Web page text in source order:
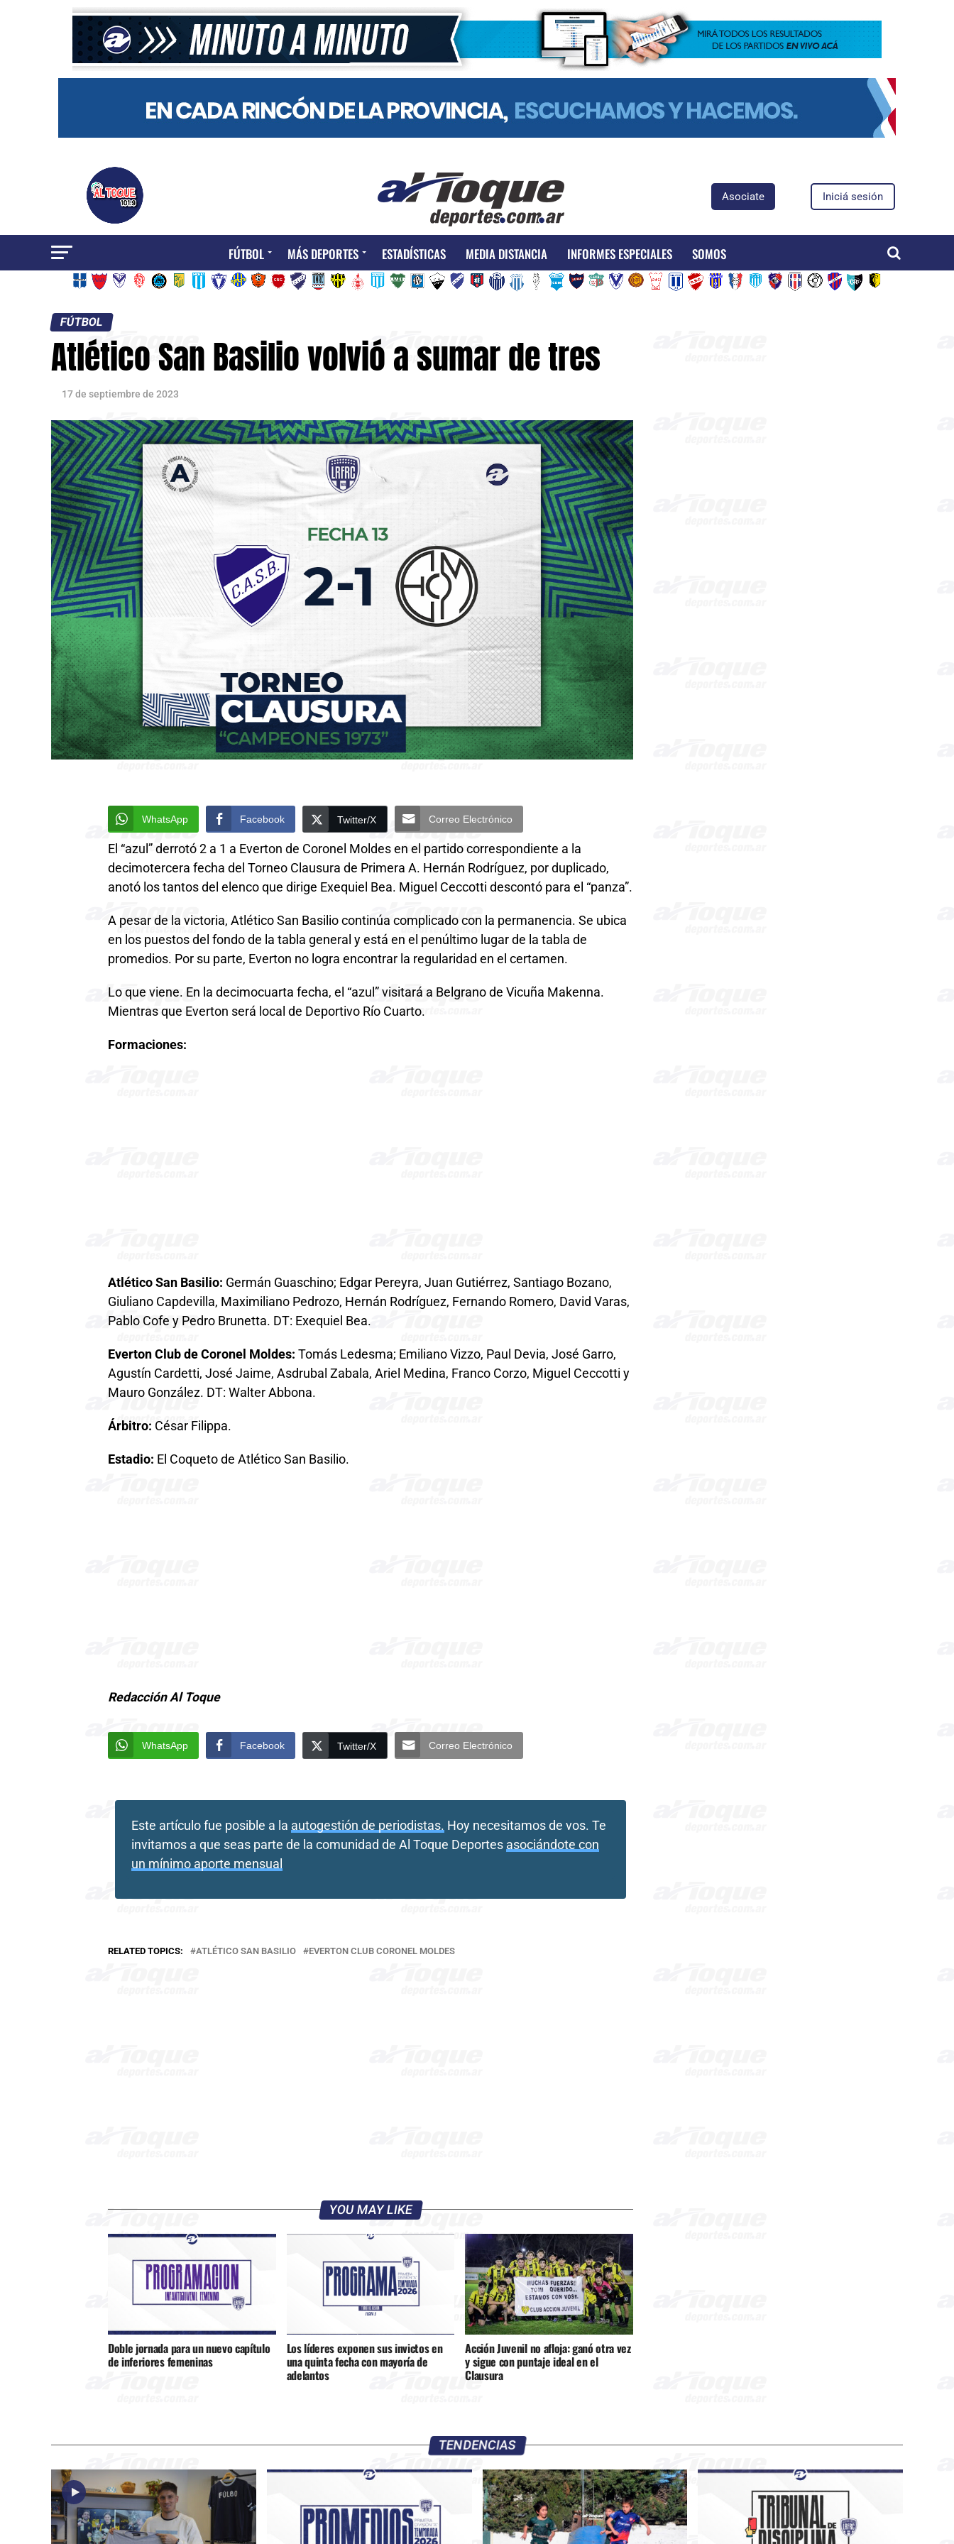
Asociate Iniciá sesión
FÚTBOL MÁS DEPORTES ESTADÍSTICAS MEDIA DISTANCIA INFORMES ESPECIALES SOMOS
FÚTBOL
Atlético San Basilio volvió a sumar de tres
17 de septiembre de 2023
WhatsApp Facebook Twitter/X Correo Electrónico
El “azul” derrotó 2 a 1 a Everton de Coronel Moldes en el partido correspondiente a la
decimotercera fecha del Torneo Clausura de Primera A. Hernán Rodríguez, por duplicado,
anotó los tantos del elenco que dirige Exequiel Bea. Miguel Ceccotti descontó para el “panza”.
A pesar de la victoria, Atlético San Basilio continúa complicado con la permanencia. Se ubica
en los puestos del fondo de la tabla general y está en el penúltimo lugar de la tabla de
promedios. Por su parte, Everton no logra encontrar la regularidad en el certamen.
Lo que viene. En la decimocuarta fecha, el “azul” visitará a Belgrano de Vicuña Makenna.
Mientras que Everton será local de Deportivo Río Cuarto.
Formaciones:
Atlético San Basilio: Germán Guaschino; Edgar Pereyra, Juan Gutiérrez, Santiago Bozano,
Giuliano Capdevilla, Maximiliano Pedrozo, Hernán Rodríguez, Fernando Romero, David Varas,
Pablo Cofe y Pedro Brunetta. DT: Exequiel Bea.
Everton Club de Coronel Moldes: Tomás Ledesma; Emiliano Vizzo, Paul Devia, José Garro,
Agustín Cardetti, José Jaime, Asdrubal Zabala, Ariel Medina, Franco Corzo, Miguel Ceccotti y
Mauro González. DT: Walter Abbona.
Árbitro: César Filippa.
Estadio: El Coqueto de Atlético San Basilio.
Redacción Al Toque
WhatsApp Facebook Twitter/X Correo Electrónico
Este artículo fue posible a la autogestión de periodistas. Hoy necesitamos de vos. Te
invitamos a que seas parte de la comunidad de Al Toque Deportes asociándote con
un mínimo aporte mensual
RELATED TOPICS: ATLÉTICO SAN BASILIO EVERTON CLUB CORONEL MOLDES
YOU MAY LIKE
Doble jornada para un nuevo capítulo
de inferiores femeninas
Los líderes exponen sus invictos en
una quinta fecha con mayoría de
adelantos
Acción Juvenil no afloja: ganó otra vez
y sigue con puntaje ideal en el
Clausura
TENDENCIAS